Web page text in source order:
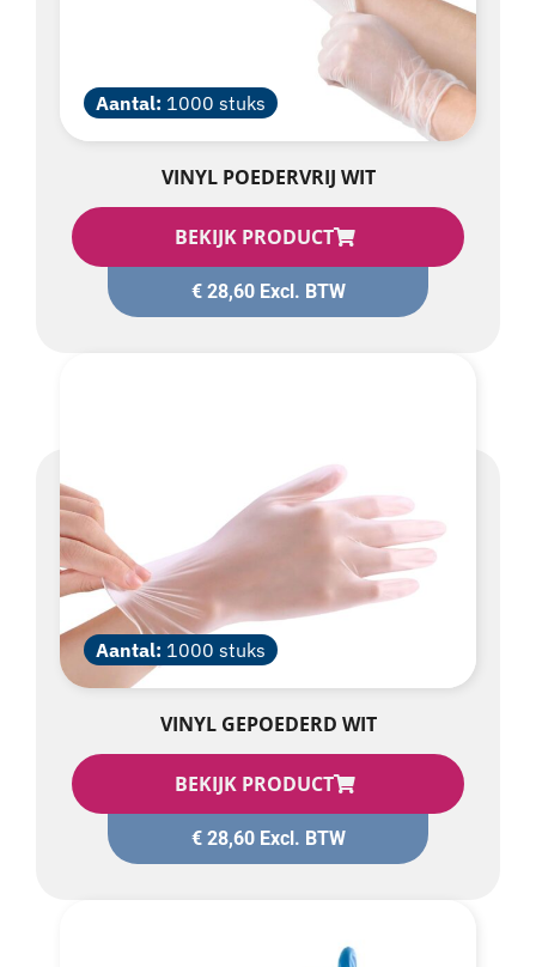
Aantal: 1000 stuks
VINYL POEDERVRIJ WIT
BEKIJK PRODUCT
€28,60Excl. BTW
Aantal: 1000 stuks
VINYL GEPOEDERD WIT
BEKIJK PRODUCT
€28,60Excl. BTW